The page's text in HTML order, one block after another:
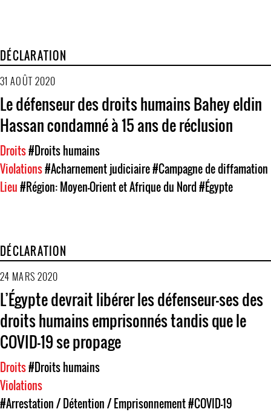
DÉCLARATION
31 AOÛT 2020
Le défenseur des droits humains Bahey eldin
Hassan condamné à 15 ans de réclusion
Droits#Droits humains
Violations#Acharnement judiciaire#Campagne de diffamation
Lieu#Région: Moyen-Orient et Afrique du Nord#Égypte
DÉCLARATION
24 MARS 2020
L’Égypte devrait libérer les défenseur-ses des
droits humains emprisonnés tandis que le
COVID-19 se propage
Droits#Droits humains
Violations
#Arrestation / Détention / Emprisonnement#COVID-19